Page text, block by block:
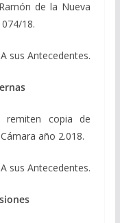
de la Nueva
18.
A sus Antecedentes.
remiten copia de
año 2.018.
A sus Antecedentes.